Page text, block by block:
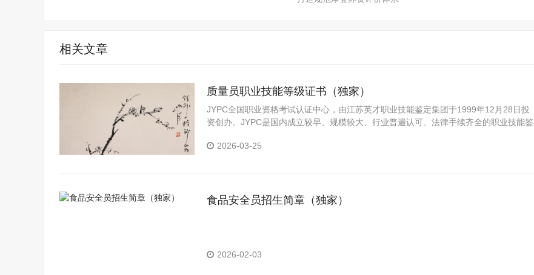
相关文章
质量员职业技能等级证书（独家）
JYPC全国职业资格考试认证中心，由江苏英才职业技能鉴定集团于1999年12月28日投
资创办。JYPC是国内成立较早、规模较大、行业普遍认可、法律手续齐全的职业技能鉴
2026-03-25
食品安全员招生简章（独家）
2026-02-03